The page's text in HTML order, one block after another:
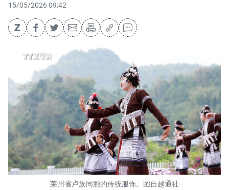
15/05/2026 09:42
莱州省卢族同胞的传统服饰。图自越通社